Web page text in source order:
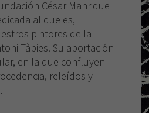
César Manrique
al que es,
pintores de la
Tàpies. Su aportación
en la que confluyen
releídos y